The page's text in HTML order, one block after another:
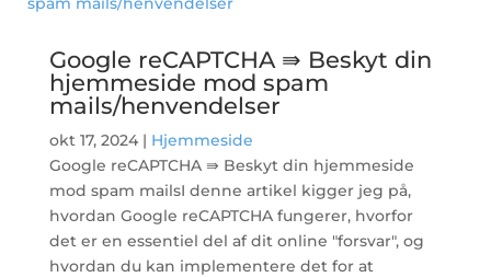
Google reCAPTCHA ⇛ Beskyt din
hjemmeside mod spam
mails/henvendelser
okt 17, 2024| Hjemmeside
Google reCAPTCHA ⇛ Beskyt din hjemmeside
mod spam mailsI denne artikel kigger jeg på,
hvordan Google reCAPTCHA fungerer, hvorfor
det er en essentiel del af dit online "forsvar", og
hvordan du kan implementere det for at